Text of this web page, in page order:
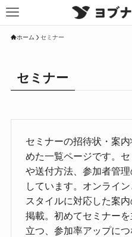
ホーム セミナー
セミナー
セミナーの招待状・案
めた一覧ページです。
や送付方法、参加者管
しています。オンライ
スタイルに対応した案
掲載。初めてセミナー
立つ、参加率アップにつ